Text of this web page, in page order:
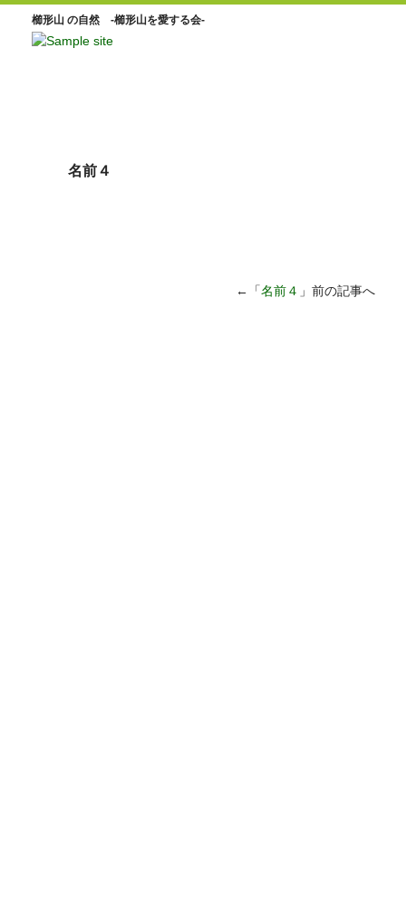
櫛形山 の自然 -櫛形山を愛する会-
名前４
←「名前４ 」前の記事へ